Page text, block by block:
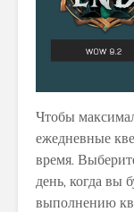
Чтобы
ежедневные
время.
день, когда вы
выполнению